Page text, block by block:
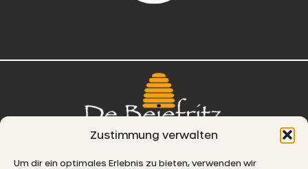
Zustimmung verwalten
Um dir ein optimales Erlebnis zu bieten, verwenden wir